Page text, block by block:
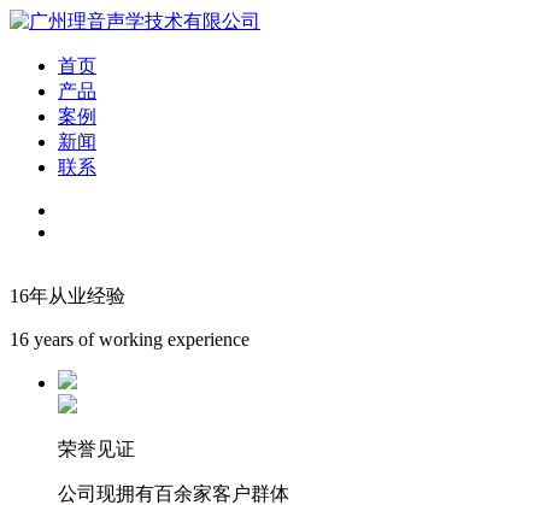
首页
产品
案例
新闻
联系
16年从业经验
16 years of working experience
荣誉见证
公司现拥有百余家客户群体